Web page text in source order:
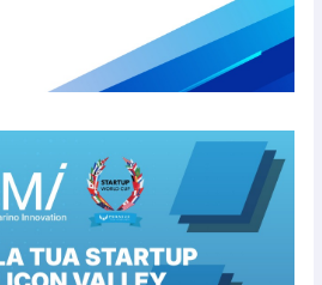
preventiva, non ci sono carenze
idriche al momento, ma il
norma
7 Agosto 2026